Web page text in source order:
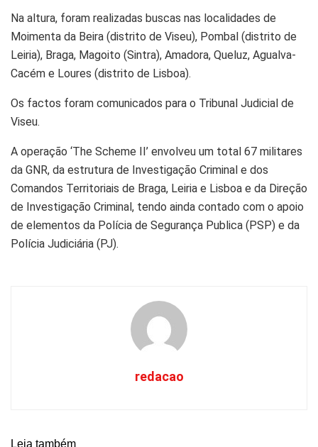
Na altura, foram realizadas buscas nas localidades de
Moimenta da Beira (distrito de Viseu), Pombal (distrito de
Leiria), Braga, Magoito (Sintra), Amadora, Queluz, Agualva-
Cacém e Loures (distrito de Lisboa).
Os factos foram comunicados para o Tribunal Judicial de
Viseu.
A operação ‘The Scheme II’ envolveu um total 67 militares
da GNR, da estrutura de Investigação Criminal e dos
Comandos Territoriais de Braga, Leiria e Lisboa e da Direção
de Investigação Criminal, tendo ainda contado com o apoio
de elementos da Polícia de Segurança Publica (PSP) e da
Polícia Judiciária (PJ).
redacao
Leia também